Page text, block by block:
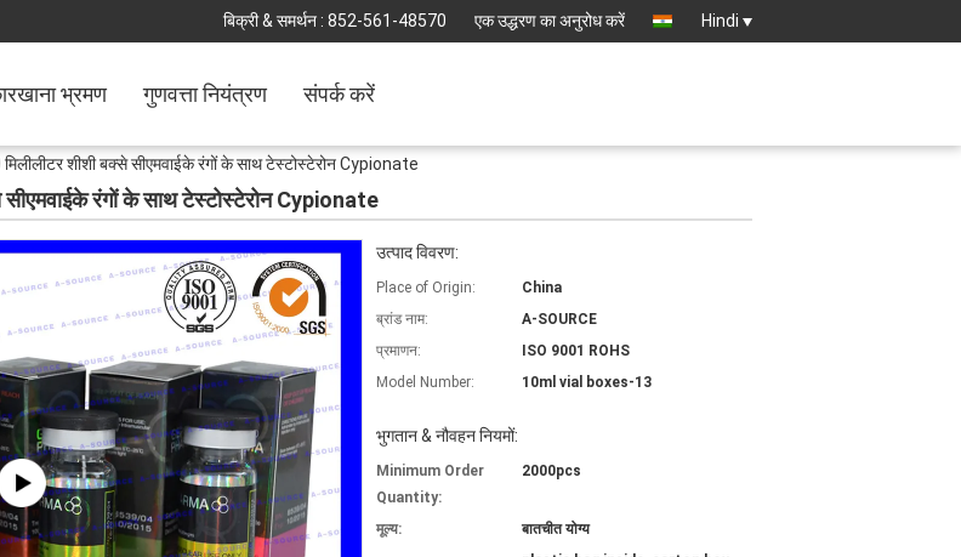
बिक्री & समर्थन : 852-561-48570 एक उद्धरण का अनुरोध करें Hindi
भ्रमण गुणवत्ता नियंत्रण संपर्क करें
मिलीलीटर शीशी बक्से सीएमवाईके रंगों के साथ टेस्टोस्टेरोन Cypionate
सीएमवाईके रंगों के साथ टेस्टोस्टेरोन Cypionate
उत्पाद विवरण:
Place of Origin:
China
ब्रांड नाम:
A-SOURCE
प्रमाणन:
ISO 9001 ROHS
Model Number:
10ml vial boxes-13
भुगतान & नौवहन नियमों:
Minimum Order
Quantity:
2000pcs
मूल्य: बातचीत योग्य